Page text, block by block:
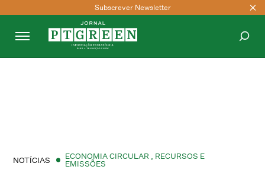
Subscrever Newsletter
NOTÍCIAS ECONOMIA CIRCULAR
RECURSOS E
EMISSÕES